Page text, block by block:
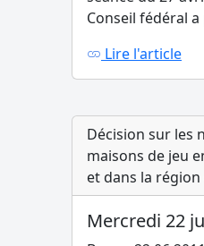
Conseil fédéral a
Lire l'article
Décision sur les
maisons de jeu
et dans la
Mercredi 22